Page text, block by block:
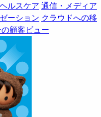
ヘルスケア 通信・メディア
ーション クラウドへの移
顧客ビュー